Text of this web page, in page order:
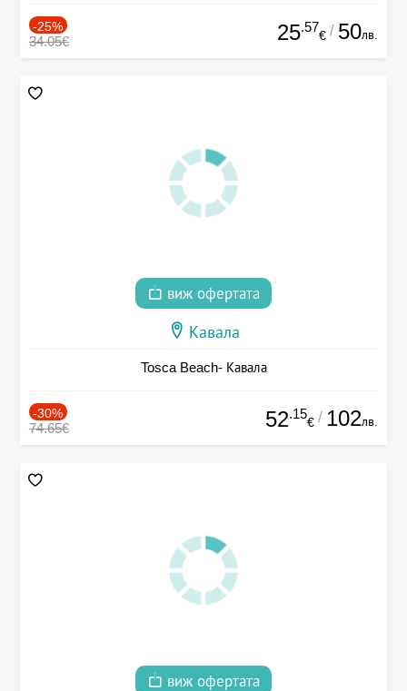
-25%
34.05€ 25.57
€ / 50лв.
виж офертата
Кавала
Tosca Beach- Кавала
-30%
74.65€ 52.15
€ / 102лв.
виж офертата